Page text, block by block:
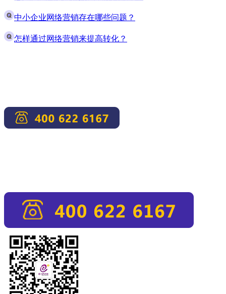
中小企业网络营销存在哪些问题？
怎样通过网络营销来提高转化？